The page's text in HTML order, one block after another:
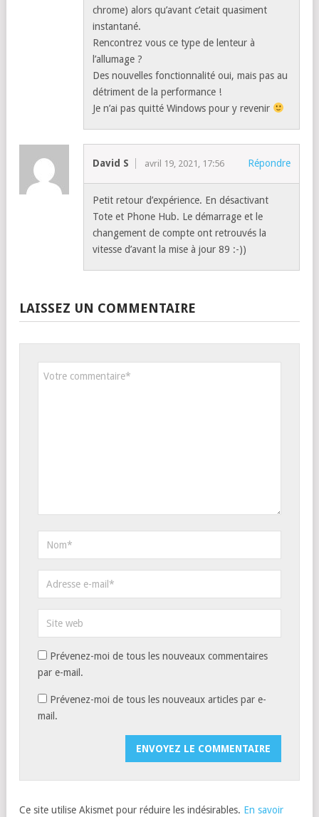
chrome) alors qu’avant c’etait quasiment
instantané.
Rencontrez vous ce type de lenteur à
l’allumage ?
Des nouvelles fonctionnalité oui, mais pas au
détriment de la performance !
Je n’ai pas quitté Windows pour y revenir
David S avril 19, 2021, 17:56 Répondre
Petit retour d’expérience. En désactivant
Tote et Phone Hub. Le démarrage et le
changement de compte ont retrouvés la
vitesse d’avant la mise à jour 89 :-))
LAISSEZ UN COMMENTAIRE
Prévenez-moi de tous les nouveaux commentaires
par e-mail.
Prévenez-moi de tous les nouveaux articles par e-
mail.
Ce site utilise Akismet pour réduire les indésirables. En savoir